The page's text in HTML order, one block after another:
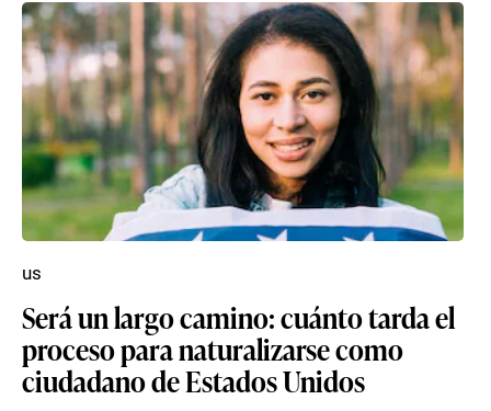
Será un largo camino: cuánto tarda el
proceso para naturalizarse como
ciudadano de Estados Unidos
us